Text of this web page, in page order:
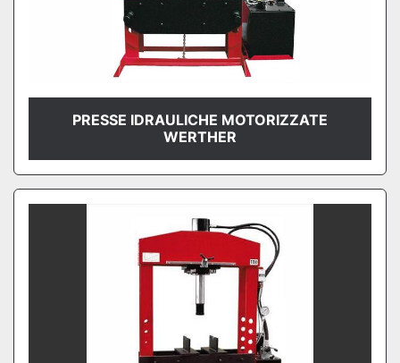
PRESSE IDRAULICHE MOTORIZZATE
WERTHER